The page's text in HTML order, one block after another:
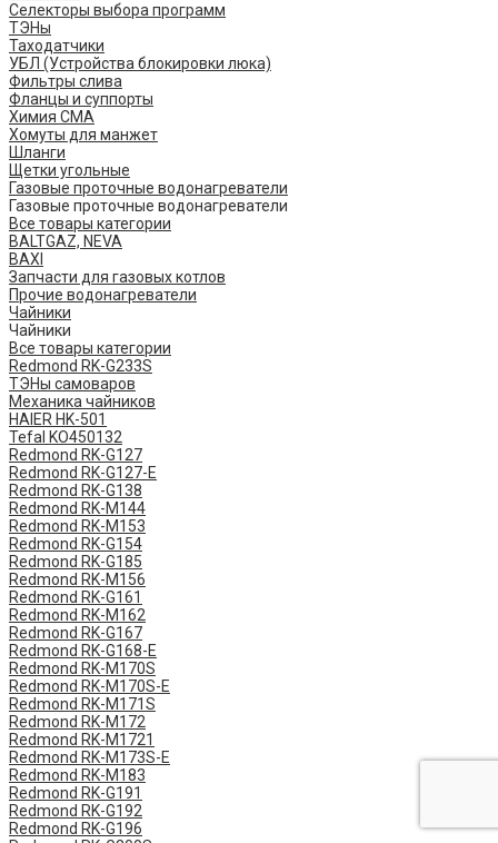
Селекторы выбора программ
ТЭНы
Таходатчики
УБЛ (Устройства блокировки люка)
Фильтры слива
Фланцы и суппорты
Химия СМА
Хомуты для манжет
Шланги
Щетки угольные
Газовые проточные водонагреватели
Газовые проточные водонагреватели
Все товары категории
BALTGAZ, NEVA
BAXI
Запчасти для газовых котлов
Прочие водонагреватели
Чайники
Чайники
Все товары категории
Redmond RK-G233S
ТЭНы самоваров
Механика чайников
HAIER HK-501
Tefal KO450132
​Redmond ​RK-G127
Redmond ​RK-G127-E
Redmond RK-G138
Redmond RK-M144
Redmond RK-M153
Redmond RK-G154
Redmond RK-G185
Redmond RK-M156
Redmond RK-G161
Redmond RK-M162
Redmond RK-G167
Redmond RK-G168-E
Redmond RK-M170S
Redmond RK-M170S-E
Redmond RK-M171S
Redmond RK-M172
Redmond RK-M1721
Redmond RK-M173S-E
Redmond RK-M183
Redmond RK-G191
Redmond RK-G192
Redmond RK-G196